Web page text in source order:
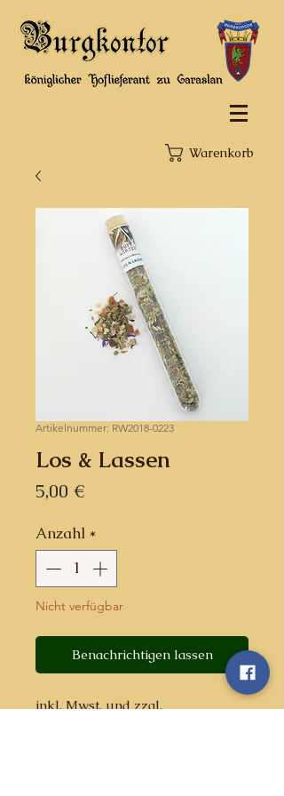
Warenkorb
Artikelnummer: RW2018-0223
Los & Lassen
5,00 €Preis
Anzahl *
Nicht verfügbar
Benachrichtigen lassen
inkl. Mwst. und zzgl.